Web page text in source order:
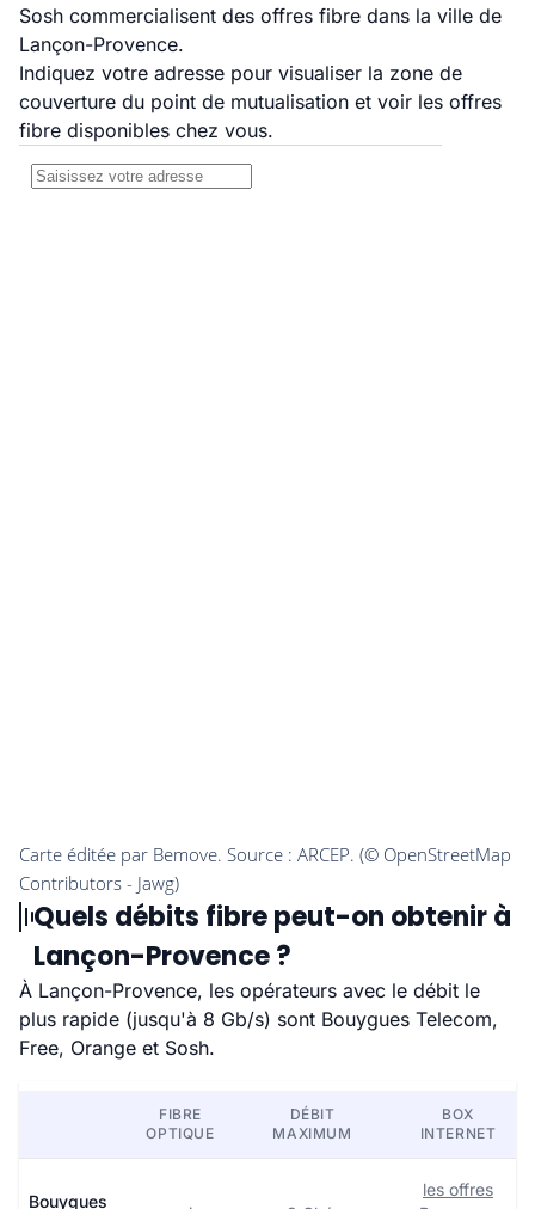
Sosh commercialisent des offres fibre dans la ville de
Lançon-Provence.
Indiquez votre adresse pour visualiser la zone de
couverture du point de mutualisation et voir les offres
fibre disponibles chez vous.
Quels débits fibre peut-on obtenir à
Lançon-Provence ?
À Lançon-Provence, les opérateurs avec le débit le
plus rapide (jusqu'à 8 Gb/s) sont Bouygues Telecom,
Free, Orange et Sosh.
FIBRE
OPTIQUE
DÉBIT
MAXIMUM
BOX
INTERNET
Bouygues
les offres